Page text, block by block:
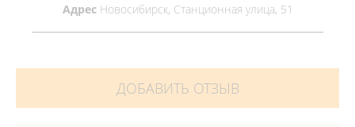
АдресНовосибирск, Станционная улица, 51
ДОБАВИТЬ ОТЗЫВ